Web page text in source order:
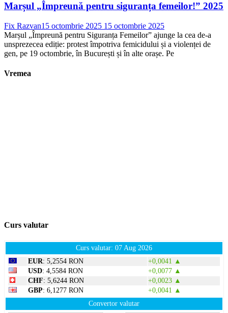
Marșul „Împreună pentru siguranța femeilor!” 2025
Fix Razvan15 octombrie 2025 15 octombrie 2025
Marșul „Împreună pentru Siguranța Femeilor” ajunge la cea de-a
unsprezecea ediție: protest împotriva femicidului și a violenței de
gen, pe 19 octombrie, în București și în alte orașe. Pe
Vremea
Curs valutar
Curs valutar: 07 Aug 2026
EUR: 5,2554 RON
+0,0041 ▲
USD: 4,5584 RON
+0,0077 ▲
CHF: 5,6244 RON
+0,0023 ▲
GBP: 6,1277 RON
+0,0041 ▲
Convertor valutar